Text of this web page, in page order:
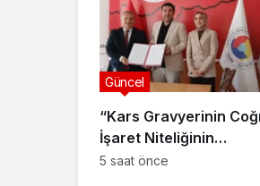
“Kars Gravyerinin
İşaret Niteliğinin
Güçlendirilmesi Projesi”
Güncel
5 saat önce